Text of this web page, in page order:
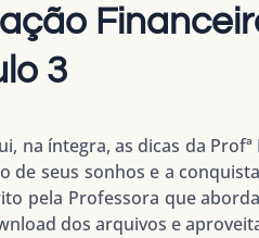
3
na íntegra, as dicas da
de seus sonhos e a
pela Professora que
dos arquivos e